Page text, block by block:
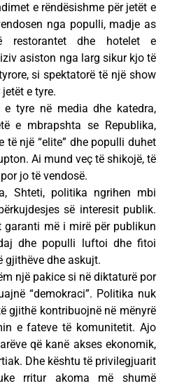
e rëndësishme për jetët e
nga populli, madje as
restorantet dhe hotelet e
asiston nga larg sikur kjo të
si spektatorë të një show
e tyre.
e tyre në media dhe katedra,
e mbrapshta se Republika,
të një “elite” dhe populli duhet
Ai mund veç të shikojë, të
jo të vendosë.
Shteti, politika ngrihen mbi
së interesit publik.
më i mirë për publikun
dhe populli luftoi dhe fitoi
gjithëve dhe askujt.
një pakice si në diktaturë por
“demokraci”. Politika nuk
gjithë kontribuojnë në mënyrë
e fateve të komunitetit. Ajo
që kanë akses ekonomik,
Dhe kështu të privilegjuarit
rritur akoma më shumë